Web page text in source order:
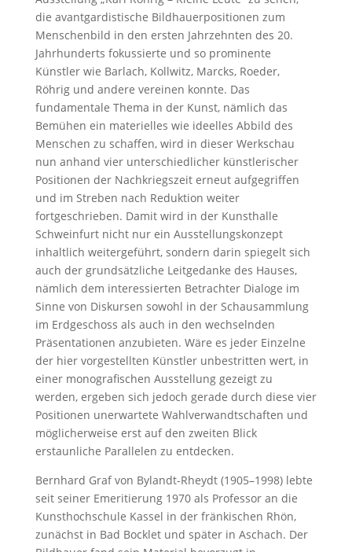
die avantgardistische Bildhauerpositionen zum
Menschenbild in den ersten Jahrzehnten des 20.
Jahrhunderts fokussierte und so prominente
Künstler wie Barlach, Kollwitz, Marcks, Roeder,
Röhrig und andere vereinen konnte. Das
fundamentale Thema in der Kunst, nämlich das
Bemühen ein materielles wie ideelles Abbild des
Menschen zu schaffen, wird in dieser Werkschau
nun anhand vier unterschiedlicher künstlerischer
Positionen der Nachkriegszeit erneut aufgegriffen
und im Streben nach Reduktion weiter
fortgeschrieben. Damit wird in der Kunsthalle
Schweinfurt nicht nur ein Ausstellungskonzept
inhaltlich weitergeführt, sondern darin spiegelt sich
auch der grundsätzliche Leitgedanke des Hauses,
nämlich dem interessierten Betrachter Dialoge im
Sinne von Diskursen sowohl in der Schausammlung
im Erdgeschoss als auch in den wechselnden
Präsentationen anzubieten. Wäre es jeder Einzelne
der hier vorgestellten Künstler unbestritten wert, in
einer monografischen Ausstellung gezeigt zu
werden, ergeben sich jedoch gerade durch diese vier
Positionen unerwartete Wahlverwandtschaften und
möglicherweise erst auf den zweiten Blick
erstaunliche Parallelen zu entdecken.
Bernhard Graf von Bylandt-Rheydt (1905–1998) lebte
seit seiner Emeritierung 1970 als Professor an die
Kunsthochschule Kassel in der fränkischen Rhön,
zunächst in Bad Bocklet und später in Aschach. Der